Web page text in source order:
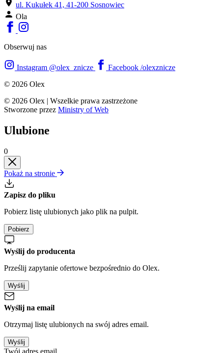
ul. Kukułek 41, 41-200 Sosnowiec
Ola
Obserwuj nas
Instagram @olex_znicze Facebook /olexznicze
© 2026 Olex
© 2026 Olex | Wszelkie prawa zastrzeżone
Stworzone przez Ministry of Web
Ulubione
0
Pokaż na stronie
Zapisz do pliku
Pobierz listę ulubionych jako plik na pulpit.
Pobierz
Wyślij do producenta
Prześlij zapytanie ofertowe bezpośrednio do Olex.
Wyślij
Wyślij na email
Otrzymaj listę ulubionych na swój adres email.
Wyślij